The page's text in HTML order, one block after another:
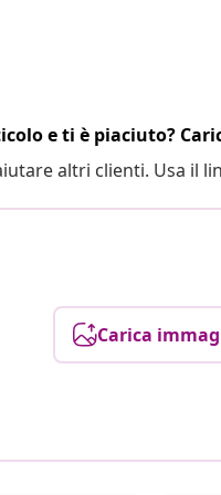
e ti è piaciuto?
altri clienti. Usa il
Carica